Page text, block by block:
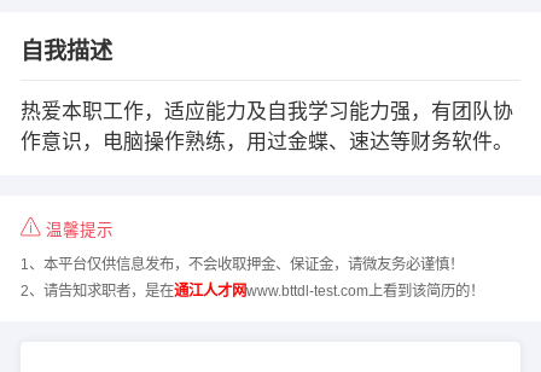
自我描述
热爱本职工作，适应能力及自我学习能力强，有团队协
作意识，电脑操作熟练，用过金蝶、速达等财务软件。
温馨提示
1、本平台仅供信息发布，不会收取押金、保证金，请微友务必谨慎！
2、请告知求职者，是在通江人才网www.bttdl-test.com上看到该简历的！